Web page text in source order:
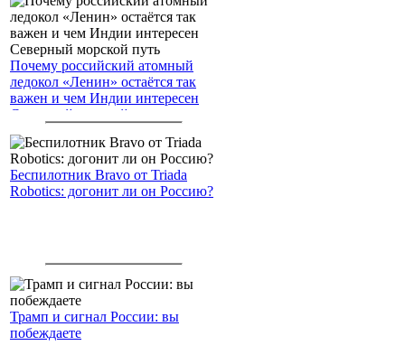
Почему российский атомный
ледокол «Ленин» остаётся так
важен и чем Индии интересен
Северный морской путь
Беспилотник Bravo от Triada
Robotics: догонит ли он Россию?
Трамп и сигнал России: вы
побеждаете